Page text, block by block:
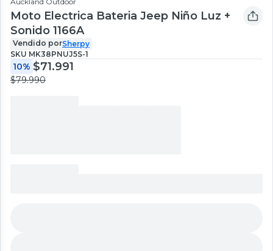
Moto Electrica Bateria Jeep Niño Luz +
Sonido 1166A
Vendido porSherpy
SKU MK38PNUJ5S-1
10% $71.991
$79.990